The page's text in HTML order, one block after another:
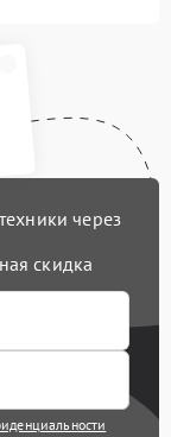
через
скидка